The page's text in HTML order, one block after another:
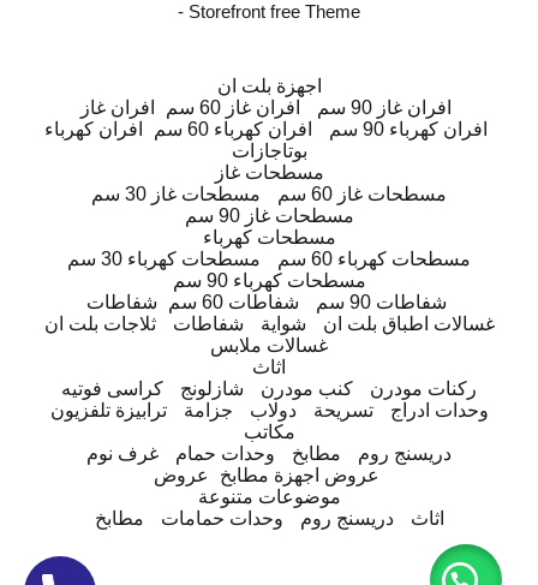
- Storefront free Theme
اجهزة بلت ان
افران غاز
افران غاز 60 سم
افران غاز 90 سم
افران كهرباء
افران كهرباء 60 سم
افران كهرباء 90 سم
بوتاجازات
مسطحات غاز
مسطحات غاز 30 سم
مسطحات غاز 60 سم
مسطحات غاز 90 سم
مسطحات كهرباء
مسطحات كهرباء 30 سم
مسطحات كهرباء 60 سم
مسطحات كهرباء 90 سم
شفاطات
شفاطات 60 سم
شفاطات 90 سم
ثلاجات بلت ان
شفاطات شواية
غسالات اطباق بلت ان
غسالات ملابس
اثاث
كراسى فوتيه
شازلونج كنب مودرن
ركنات مودرن
ترابيزة تلفزيون
جزامة دولاب تسريحة
وحدات ادراج
مكاتب
غرف نوم
وحدات حمام مطابخ
دريسنج روم
عروض
عروض اجهزة مطابخ
موضوعات متنوعة
مطابخ
وحدات حمامات دريسنج روم اثاث